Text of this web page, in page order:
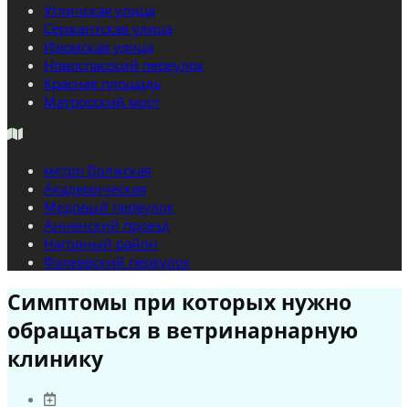
Угличская улица
Сержантская улица
Изюмская улица
Новоспасский переулок
Красная площадь
Матросский мост
метро Волжская
Академическая
Медовый переулок
Анненский проезд
Нагорный район
Фалеевский переулок
Симптомы при которых нужно
обращаться в ветринарнарную
клинику